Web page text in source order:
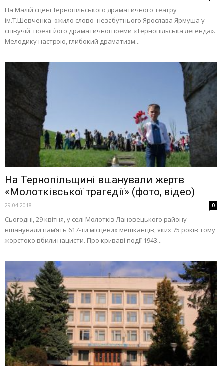
На Малій сцені Тернопільського драматичного театру
ім.Т.Шевченка ожило слово незабутнього Ярослава Ярмуша у
співучій поезії його драматичної поеми «Тернопільська легенда».
Мелодику настрою, глибокий драматизм...
На Тернопільщині вшанували жертв
«Молотківської трагедії» (фото, відео)
29.04.2018 0
Сьогодні, 29 квітня, у селі Молотків Лановецького району
вшанували пам’ять 617-ти місцевих мешканців, яких 75 років тому
жорстоко вбили нацисти. Про криваві події 1943...